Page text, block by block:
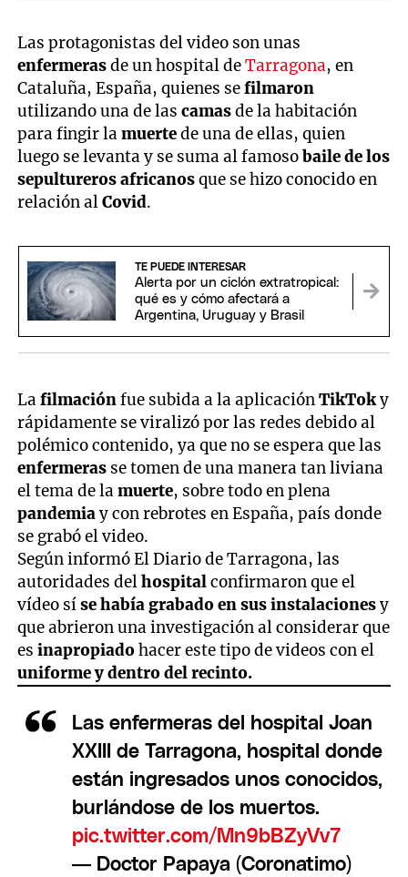
Las protagonistas del video son unas
enfermerasde un hospital deTarragona, en
Cataluña, España, quienes sefilmaron
utilizando una de lascamasde la habitación
para fingir lamuertede una de ellas, quien
luego se levanta y se suma al famosobaile de los
sepultureros africanosque se hizo conocido en
relación alCovid.
TE PUEDE INTERESAR
Alerta por un ciclón extratropical:
qué es y cómo afectará a
Argentina, Uruguay y Brasil
Lafilmaciónfue subida a la aplicaciónTikToky
rápidamente se viralizó por las redes debido al
polémico contenido, ya que no se espera que las
enfermeras se tomen de una manera tan liviana
el tema de lamuerte, sobre todo en plena
pandemiay con rebrotes en España, país donde
se grabó el video.
Según informó El Diario de Tarragona, las
autoridades delhospitalconfirmaron que el
vídeo síse había grabado en sus instalacionesy
que abrieron una investigación al considerar que
es inapropiadohacer este tipo de videos con el
uniforme y dentro del recinto.
Las enfermeras del hospital Joan
XXIII de Tarragona, hospital donde
están ingresados unos conocidos,
burlándose de los muertos.
pic.twitter.com/Mn9bBZyVv7
— Doctor Papaya (Coronatimo)